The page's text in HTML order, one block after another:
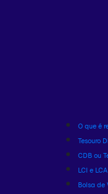
O que é
Tesouro
CDB ou
LCI e LCA
Bolsa de